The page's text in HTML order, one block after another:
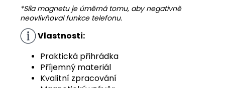
*Síla magnetu je úměrná tomu, aby negativně
neovlivňoval funkce telefonu.
Vlastnosti:
Praktická přihrádka
Příjemný materiál
Kvalitní zpracování